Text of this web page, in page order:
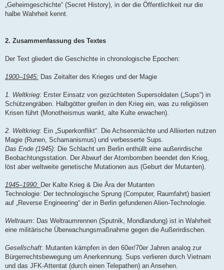
„Geheimgeschichte“ (Secret History), in der die Öffentlichkeit nur die
halbe Wahrheit kennt.
2. Zusammenfassung des Textes
Der Text gliedert die Geschichte in chronologische Epochen:
1900–1945: Das Zeitalter des Krieges und der Magie
1. Weltkrieg: Erster Einsatz von gezüchteten Supersoldaten („Sups“) in
Schützengräben. Halbgötter greifen in den Krieg ein, was zu religiösen
Krisen führt (Monotheismus wankt, alte Kulte erwachen).
2. Weltkrieg: Ein „Superkonflikt“. Die Achsenmächte und Alliierten nutzen
Magie (Runen, Schamanismus) und verbesserte Sups.
Das Ende (1945): Die Schlacht um Berlin enthüllt eine außerirdische
Beobachtungsstation. Der Abwurf der Atombomben beendet den Krieg,
löst aber weltweite genetische Mutationen aus (Geburt der Mutanten).
1945–1990: Der Kalte Krieg & Die Ära der Mutanten
Technologie: Der technologische Sprung (Computer, Raumfahrt) basiert
auf „Reverse Engineering“ der in Berlin gefundenen Alien-Technologie.
Weltraum: Das Weltraumrennen (Sputnik, Mondlandung) ist in Wahrheit
eine militärische Überwachungsmaßnahme gegen die Außerirdischen.
Gesellschaft: Mutanten kämpfen in den 60er/70er Jahren analog zur
Bürgerrechtsbewegung um Anerkennung. Sups verlieren durch Vietnam
und das JFK-Attentat (durch einen Telepathen) an Ansehen.